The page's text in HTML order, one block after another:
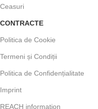
Ceasuri
CONTRACTE
Politica de Cookie
Termeni și Condiții
Politica de Confidențialitate
Imprint
REACH information